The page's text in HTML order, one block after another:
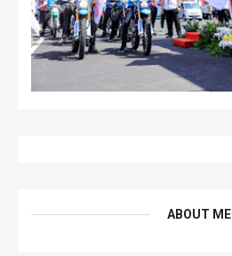
ABOUT ME